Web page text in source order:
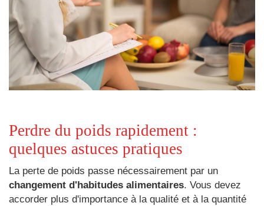
Perdre du poids rapidement :
quelques astuces pratiques
La perte de poids passe nécessairement par un
changement d'habitudes alimentaires. Vous devez
accorder plus d'importance à la qualité et à la quantité